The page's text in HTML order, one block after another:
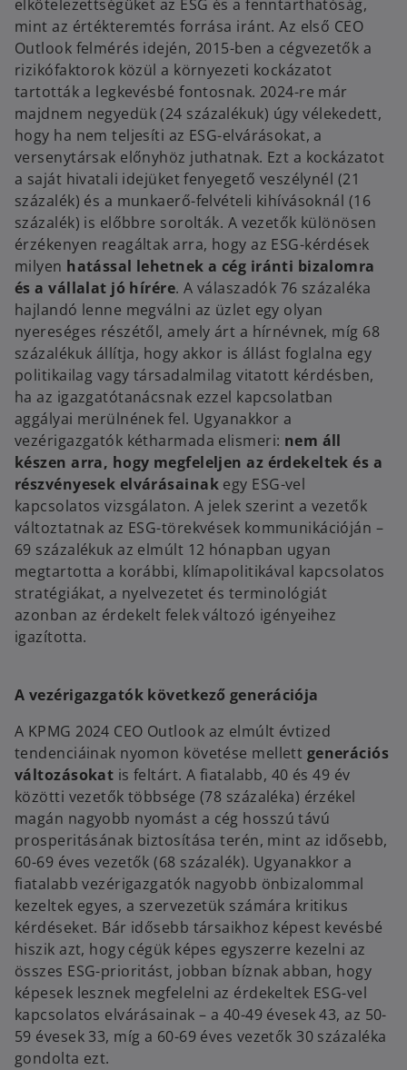
elkötelezettségüket az ESG és a fenntarthatóság,
mint az értékteremtés forrása iránt. Az első CEO
Outlook felmérés idején, 2015-ben a cégvezetők a
rizikófaktorok közül a környezeti kockázatot
tartották a legkevésbé fontosnak. 2024-re már
majdnem negyedük (24 százalékuk) úgy vélekedett,
hogy ha nem teljesíti az ESG-elvárásokat, a
versenytársak előnyhöz juthatnak. Ezt a kockázatot
a saját hivatali idejüket fenyegető veszélynél (21
százalék) és a munkaerő-felvételi kihívásoknál (16
százalék) is előbbre sorolták. A vezetők különösen
érzékenyen reagáltak arra, hogy az ESG-kérdések
milyen hatással lehetnek a cég iránti bizalomra
és a vállalat jó hírére. A válaszadók 76 százaléka
hajlandó lenne megválni az üzlet egy olyan
nyereséges részétől, amely árt a hírnévnek, míg 68
százalékuk állítja, hogy akkor is állást foglalna egy
politikailag vagy társadalmilag vitatott kérdésben,
ha az igazgatótanácsnak ezzel kapcsolatban
aggályai merülnének fel. Ugyanakkor a
vezérigazgatók kétharmada elismeri: nem áll
készen arra, hogy megfeleljen az érdekeltek és a
részvényesek elvárásainak egy ESG-vel
kapcsolatos vizsgálaton. A jelek szerint a vezetők
változtatnak az ESG-törekvések kommunikációján –
69 százalékuk az elmúlt 12 hónapban ugyan
megtartotta a korábbi, klímapolitikával kapcsolatos
stratégiákat, a nyelvezetet és terminológiát
azonban az érdekelt felek változó igényeihez
igazította.
A vezérigazgatók következő generációja
A KPMG 2024 CEO Outlook az elmúlt évtized
tendenciáinak nyomon követése mellett generációs
változásokat is feltárt. A fiatalabb, 40 és 49 év
közötti vezetők többsége (78 százaléka) érzékel
magán nagyobb nyomást a cég hosszú távú
prosperitásának biztosítása terén, mint az idősebb,
60-69 éves vezetők (68 százalék). Ugyanakkor a
fiatalabb vezérigazgatók nagyobb önbizalommal
kezeltek egyes, a szervezetük számára kritikus
kérdéseket. Bár idősebb társaikhoz képest kevésbé
hiszik azt, hogy cégük képes egyszerre kezelni az
összes ESG-prioritást, jobban bíznak abban, hogy
képesek lesznek megfelelni az érdekeltek ESG-vel
kapcsolatos elvárásainak – a 40-49 évesek 43, az 50-
59 évesek 33, míg a 60-69 éves vezetők 30 százaléka
gondolta ezt.